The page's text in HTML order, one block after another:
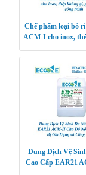
Chế phẩm loại bỏ
ACM-I cho inox,
Dung Dịch Vệ
Cao Cấp EAR21